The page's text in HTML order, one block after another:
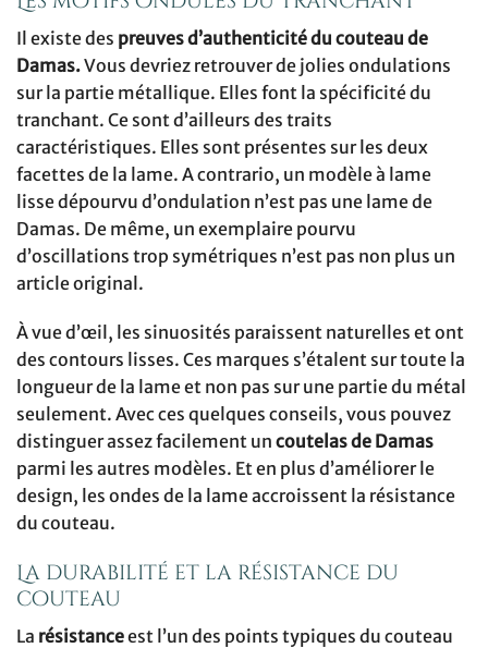
Il existe des preuves d’authenticité du couteau de
Damas.Vous devriez retrouver de jolies ondulations
sur la partie métallique. Elles font la spécificité du
tranchant. Ce sont d’ailleurs des traits
caractéristiques. Elles sont présentes sur les deux
facettes de la lame. A contrario, un modèle à lame
lisse dépourvu d’ondulation n’est pas une lame de
Damas. De même, un exemplaire pourvu
d’oscillations trop symétriques n’est pas non plus un
article original.
À vue d’œil, les sinuosités paraissent naturelles et ont
des contours lisses. Ces marques s’étalent sur toute la
longueur de la lame et non pas sur une partie du métal
seulement. Avec ces quelques conseils, vous pouvez
distinguer assez facilement un coutelas de Damas
parmi les autres modèles. Et en plus d’améliorer le
design, les ondes de la lame accroissent la résistance
du couteau.
La durabilité et la résistance du
couteau
La résistanceest l’un des points typiques du couteau